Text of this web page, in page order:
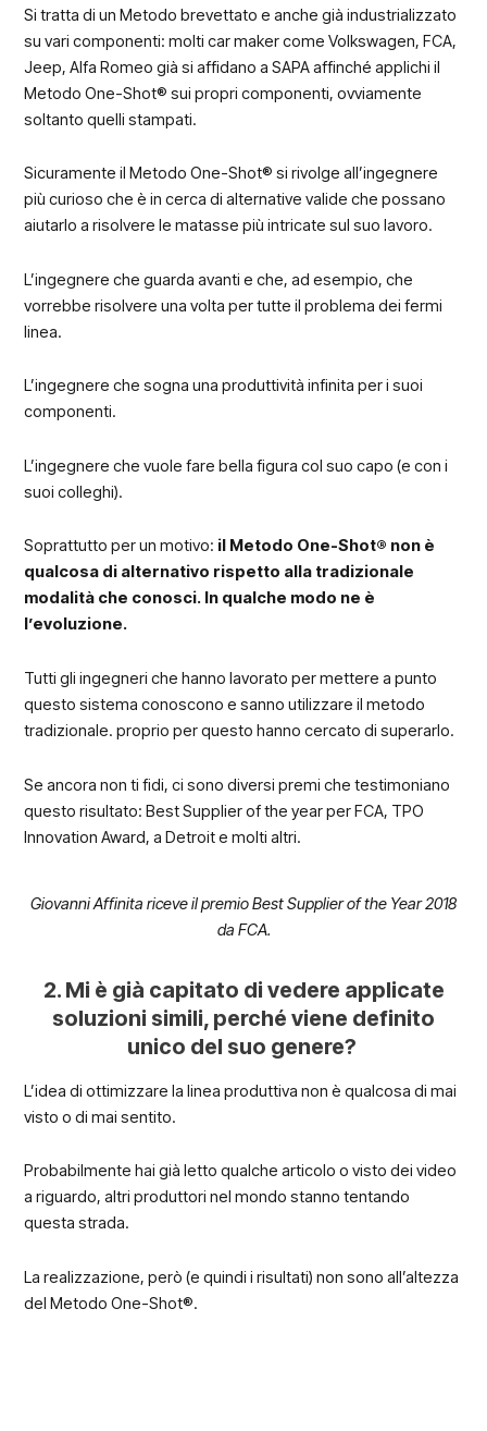
Si tratta di un Metodo brevettato e anche già industrializzato
su vari componenti: molti car maker come Volkswagen, FCA,
Jeep, Alfa Romeo già si affidano a SAPA affinché applichi il
Metodo One-Shot® sui propri componenti, ovviamente
soltanto quelli stampati.
Sicuramente il Metodo One-Shot® si rivolge all’ingegnere
più curioso che è in cerca di alternative valide che possano
aiutarlo a risolvere le matasse più intricate sul suo lavoro.
L’ingegnere che guarda avanti e che, ad esempio, che
vorrebbe risolvere una volta per tutte il problema dei fermi
linea.
L’ingegnere che sogna una produttività infinita per i suoi
componenti.
L’ingegnere che vuole fare bella figura col suo capo (e con i
suoi colleghi).
Soprattutto per un motivo: il Metodo One-Shot® non è
qualcosa di alternativo rispetto alla tradizionale
modalità che conosci. In qualche modo ne è
l’evoluzione.
Tutti gli ingegneri che hanno lavorato per mettere a punto
questo sistema conoscono e sanno utilizzare il metodo
tradizionale. proprio per questo hanno cercato di superarlo.
Se ancora non ti fidi, ci sono diversi premi che testimoniano
questo risultato: Best Supplier of the year per FCA, TPO
Innovation Award, a Detroit e molti altri.
Giovanni Affinita riceve il premio Best Supplier of the Year 2018
da FCA.
2. Mi è già capitato di vedere applicate
soluzioni simili, perché viene definito
unico del suo genere?
L’idea di ottimizzare la linea produttiva non è qualcosa di mai
visto o di mai sentito.
Probabilmente hai già letto qualche articolo o visto dei video
a riguardo, altri produttori nel mondo stanno tentando
questa strada.
La realizzazione, però (e quindi i risultati) non sono all’altezza
del Metodo One-Shot®.